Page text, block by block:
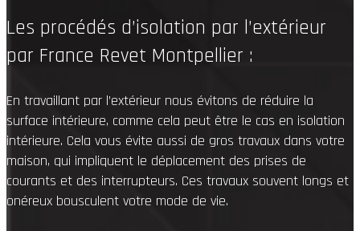
Les procédés d’isolation par l’extérieur
par France Revet Montpellier :
En travaillant par l’extérieur nous évitons de réduire la
surface intérieure, comme cela peut être le cas en isolation
intérieure. Cela vous évite aussi de gros travaux dans votre
maison, qui impliquent le déplacement des prises de
courants et des interrupteurs. Ces travaux souvent longs et
onéreux bousculent votre mode de vie.